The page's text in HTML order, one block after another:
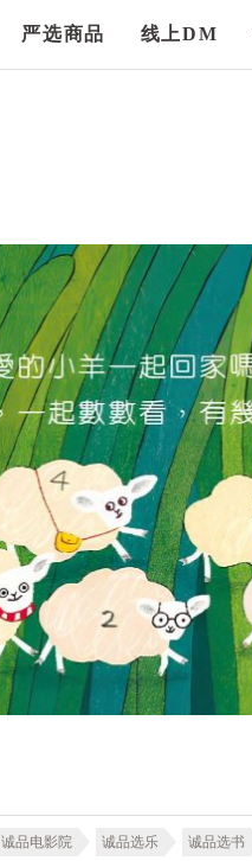
严选商品 线上DM
诚品电影院 诚品选乐 诚品选书